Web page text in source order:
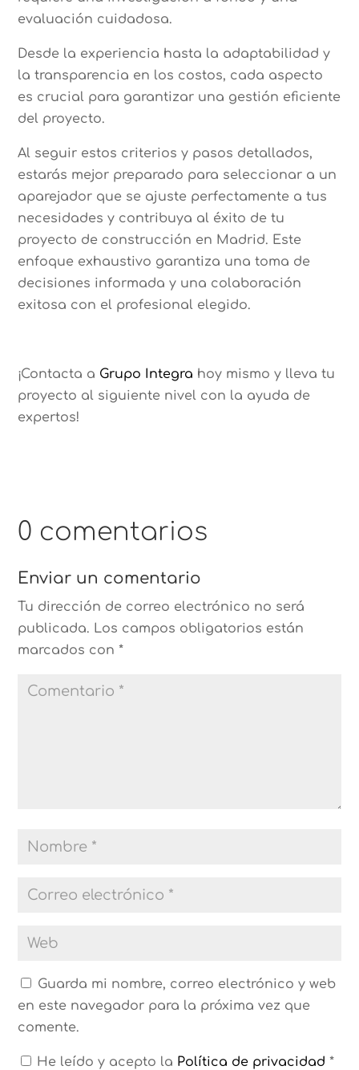
evaluación cuidadosa.
Desde la experiencia hasta la adaptabilidad y
la transparencia en los costos, cada aspecto
es crucial para garantizar una gestión eficiente
del proyecto.
Al seguir estos criterios y pasos detallados,
estarás mejor preparado para seleccionar a un
aparejador que se ajuste perfectamente a tus
necesidades y contribuya al éxito de tu
proyecto de construcción en Madrid. Este
enfoque exhaustivo garantiza una toma de
decisiones informada y una colaboración
exitosa con el profesional elegido.
¡Contacta a Grupo Integra hoy mismo y lleva tu
proyecto al siguiente nivel con la ayuda de
expertos!
0 comentarios
Enviar un comentario
Tu dirección de correo electrónico no será
publicada. Los campos obligatorios están
marcados con*
Guarda mi nombre, correo electrónico y web
en este navegador para la próxima vez que
comente.
He leído y acepto la Política de privacidad*